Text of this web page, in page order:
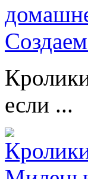
если ...